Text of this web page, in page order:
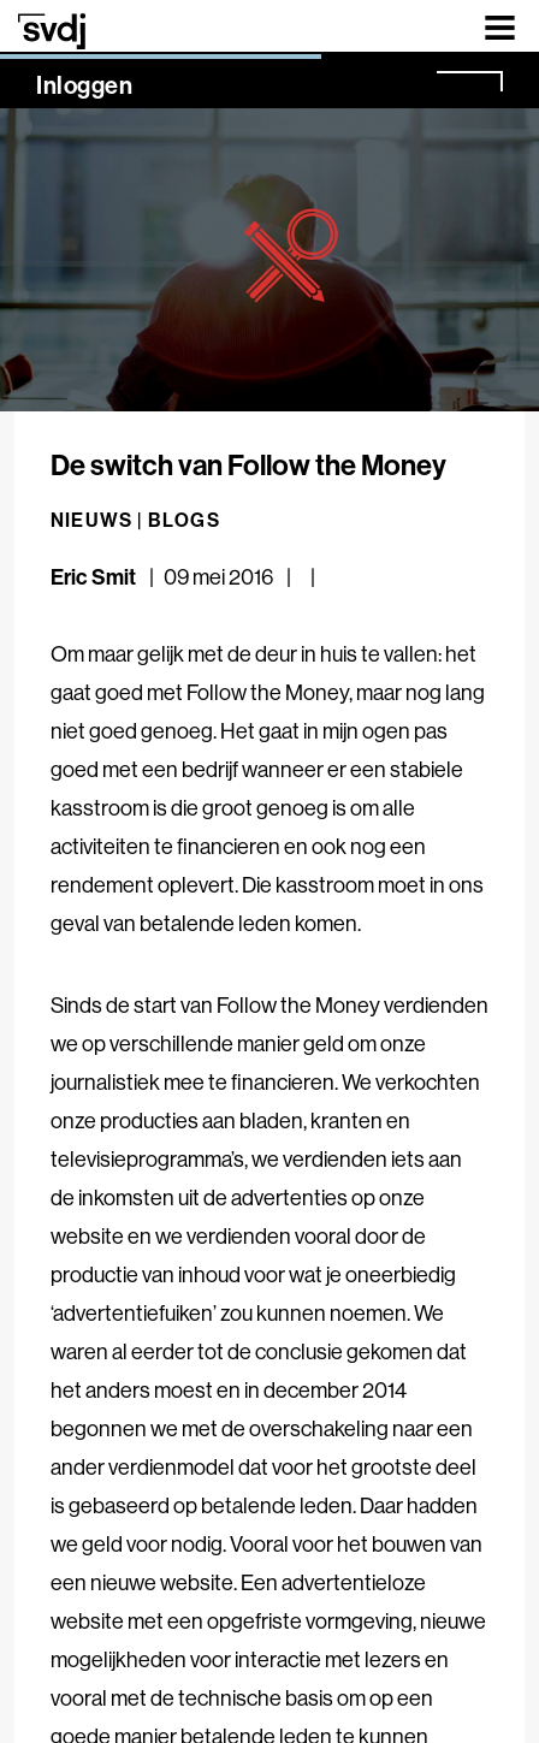
Naar hoofdinhoud
Inloggen
NaN%
De switch van Follow the Money
NIEUWS | BLOGS
Eric Smit 09 mei 2016
Om maar gelijk met de deur in huis te vallen: het
gaat goed met Follow the Money, maar nog lang
niet goed genoeg. Het gaat in mijn ogen pas
goed met een bedrijf wanneer er een stabiele
kasstroom is die groot genoeg is om alle
activiteiten te financieren en ook nog een
rendement oplevert. Die kasstroom moet in ons
geval van betalende leden komen.
Sinds de start van Follow the Money verdienden
we op verschillende manier geld om onze
journalistiek mee te financieren. We verkochten
onze producties aan bladen, kranten en
televisieprogramma’s, we verdienden iets aan
de inkomsten uit de advertenties op onze
website en we verdienden vooral door de
productie van inhoud voor wat je oneerbiedig
‘advertentiefuiken’ zou kunnen noemen. We
waren al eerder tot de conclusie gekomen dat
het anders moest en in december 2014
begonnen we met de overschakeling naar een
ander verdienmodel dat voor het grootste deel
is gebaseerd op betalende leden. Daar hadden
we geld voor nodig. Vooral voor het bouwen van
een nieuwe website. Een advertentieloze
website met een opgefriste vormgeving, nieuwe
mogelijkheden voor interactie met lezers en
vooral met de technische basis om op een
goede manier betalende leden te kunnen